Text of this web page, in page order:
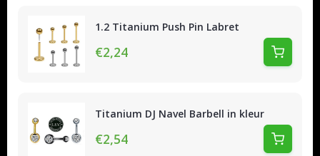
1.2 Titanium Push Pin Labret
€2,24
Titanium DJ Navel Barbell in kleur
€2,54